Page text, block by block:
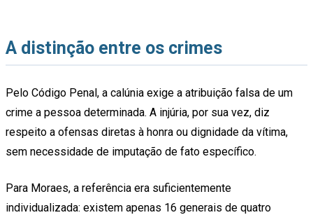
A distinção entre os crimes
Pelo Código Penal, a calúnia exige a atribuição falsa de um
crime a pessoa determinada. A injúria, por sua vez, diz
respeito a ofensas diretas à honra ou dignidade da vítima,
sem necessidade de imputação de fato específico.
Para Moraes, a referência era suficientemente
individualizada: existem apenas 16 generais de quatro